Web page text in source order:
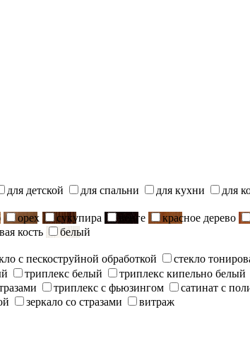
для детской для спальни для кухни для
орех сукупира венге красное дерево
кость
белый
с пескоструйной обработкой стекло
триплекс белый триплекс кипельно белый
триплекс с фьюзингом сатинат с
зеркало со стразами
витраж